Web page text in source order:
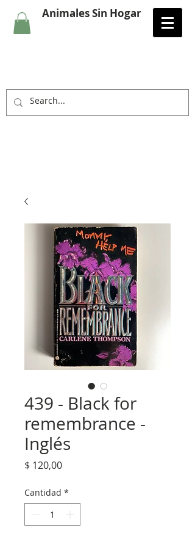
Animales Sin Hogar
439 - Black for
remembrance -
Inglés
$ 120,00Precio
Cantidad *